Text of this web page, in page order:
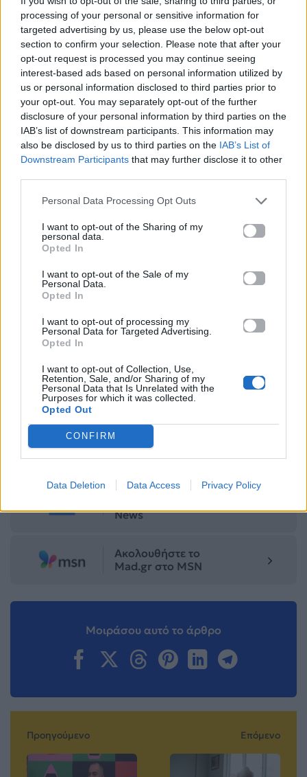
processing of your personal or sensitive information for
targeted advertising by us, please use the below opt-out
section to confirm your selection. Please note that after your
opt-out request is processed you may continue seeing
interest-based ads based on personal information utilized by
us or personal information disclosed to third parties prior to
your opt-out. You may separately opt-out of the further
disclosure of your personal information by third parties on the
IAB’s list of downstream participants. This information may
also be disclosed by us to third parties on the IAB’s List of
Downstream Participants that may further disclose it to other
Personal Data Processing Opt Outs
I want to opt-out of the Sharing of my
personal data.
Opted In
I want to opt-out of the Sale of my
Personal Data.
Opted In
I want to opt-out of processing my
Personal Data for Targeted Advertising.
Opted In
I want to opt-out of Collection, Use,
Retention, Sale, and/or Sharing of my
Personal Data that Is Unrelated with the
Purposes for which it was collected.
Opted Out
CONFIRM
Data Deletion Data Access Privacy Policy
Για σχόλια, μηνύματα ή φωτογραφικό υλικό
σχετικά με τοMad.gr, επισκεφτείτε μας στο
Facebook, επικοινωνήστε μέσωTwitter
ακολουθήστε μας στο
ύπνος
Ακολουθήστε το
News
Ακολουθήστε το
Mad.gr στο MSN
Μοιράσου αυτό το άρθρο
Προηγούμενο Επόμενο